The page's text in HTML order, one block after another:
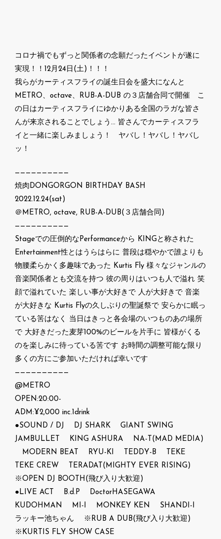
コロナ禍でもずっと関係者の念願だったイベントが遂に
実現！！12月24日(土)！！！
我らがカーティスフライの誕生日会を盛大になんと
METRO、octave、RUB-A-DUB の３店舗合同で開催 こ
の日はカーティスフライにゆかりある全国のラガな皆さ
んが来京されることでしょう… 皆さんでカーティスフラ
イと一緒に楽しみましょう！ ヤバし！ヤバし！ヤバし
ッ！
——————————
焼肉DONGORGON BIRTHDAY BASH
2022.12.24(sat)
＠METRO, octave, RUB-A-DUB(３店舗合同)
——————————
Stageでの圧倒的なPerformanceから KINGと称された
Entertainment性とはうらはらに 普段は穏やかで誰よりも
物腰柔らかく多趣味であった Kurtis Fly 様々なジャンルの
音楽関係者とも交流を持つ 彼の周りはいつも人で溢れ 笑
顔で溢れていた 楽しい事が大好きで 人が大好きで 音楽
が大好きな Kurtis Flyの久しぶりの聖誕祭で 安らかに眠っ
ている筈はなく 当日はきっと各会場のいつものあの場所
で 大好きだった麦芽100%のビールを片手に 皆様がくる
のを楽しみに待っている筈です お時間の調整可能な限り
多くの方にご参加いただければ幸いです
——————————
@METRO
OPEN:20:00-
ADM:¥2,000 inc.1drink
●SOUND / DJ DJ SHARK GIANT SWING
JAMBULLET KING ASHURA NA-T(MAD MEDIA)
MODERN BEAT RYU-KI TEDDY-B TEKE
TEKE CREW TERADAT(MIGHTY EVER RISING)
※OPEN DJ BOOTH(飛び入り大歓迎)
●LIVE ACT B.d.P DoctorHASEGAWA
KUDOHMAN MI-I MONKEY KEN SHANDI-I
ラッキー池ちゃん ※RUB A DUB(飛び入り大歓迎)
※KURTIS FLY SHOW CASE